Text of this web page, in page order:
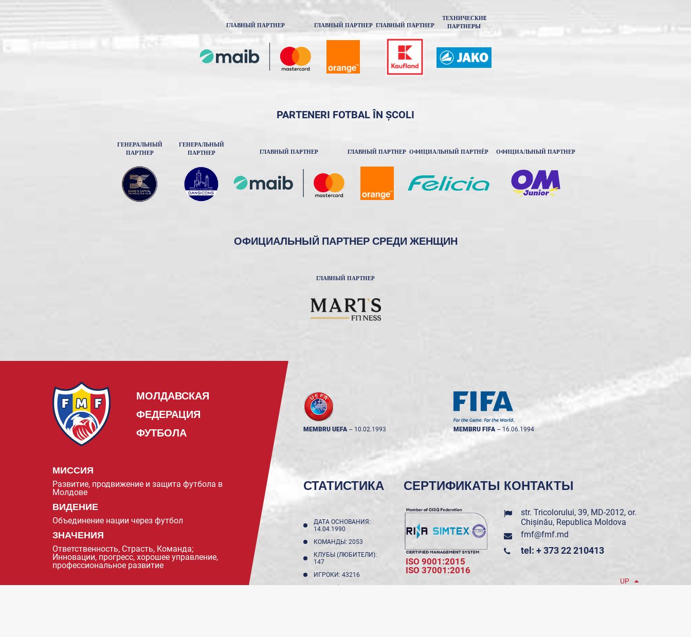
ГЛАВНЫЙ ПАРТНЕР ГЛАВНЫЙ ПАРТНЕР ГЛАВНЫЙ ПАРТНЕР
ТЕХНИЧЕСКИE
ПАРТНЕРЫ
PARTENERI FOTBAL ÎN ȘCOLI
ГЕНЕРАЛЬНЫЙ
ПАРТНЕР
ГЕНЕРАЛЬНЫЙ
ПАРТНЕР
ГЛАВНЫЙ ПАРТНЕР ГЛАВНЫЙ ПАРТНЕР ОФИЦИАЛЬНЫЙ ПАРТНЁР ОФИЦИАЛЬНЫЙ ПАРТНЕР
ОФИЦИАЛЬНЫЙ ПАРТНЕР СРЕДИ ЖЕНЩИН
ГЛАВНЫЙ ПАРТНЕР
МОЛДАВСКАЯ
ФЕДЕРАЦИЯ
ФУТБОЛА
МИССИЯ
Развитие, продвижение и защита футбола в
Молдове
ВИДЕНИЕ
Объединение нации через футбол
ЗНАЧЕНИЯ
Ответственность, Страсть, Команда;
Инновации, прогресс, хорошее управление,
профессиональное развитие
MEMBRU UEFA -- 10.02.1993 MEMBRU FIFA -- 16.06.1994
СТАТИСТИКА
ДАТА ОСНОВАНИЯ:
14.04.1990
КОМАНДЫ: 2053
КЛУБЫ (ЛЮБИТЕЛИ):
147
ИГРОКИ: 43216
СЕРТИФИКАТЫ
ISO 9001:2015
ISO 37001:2016
КОНТАКТЫ
str. Tricolorului, 39, MD-2012, or.
Chișinău, Republica Moldova
fmf@fmf.md
tel: + 373 22 210413
UP